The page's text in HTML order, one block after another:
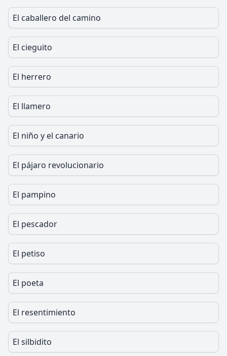
El caballero del camino
El cieguito
El herrero
El llamero
El niño y el canario
El pájaro revolucionario
El pampino
El pescador
El petiso
El poeta
El resentimiento
El silbidito